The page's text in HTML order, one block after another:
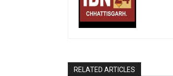
RELATED ARTICLES